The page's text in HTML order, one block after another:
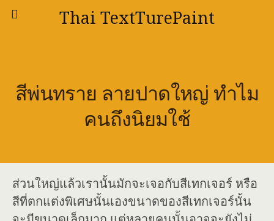
Thai TextTurePaint
สีพ่นทราย ลายปาดใหญ่ ทำไม
คนถึงนิยมใช้
ส่วนใหญ่แล้วเรานั้นมักจะเจอกับสีเทกเจอร์ หรือ
สีที่ตกแต่งพิเศษนั้นเองขนาดของสีเทกเจอร์นั้น